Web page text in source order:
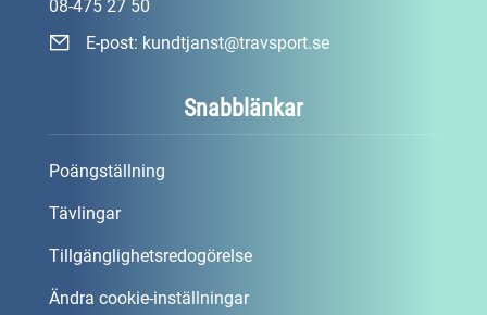
Snabblänkar
Poängställning
Tävlingar
Tillgänglighetsredogörelse
Ändra cookie-inställningar
08-475 27 50
E-post: kundtjanst@travsport.se